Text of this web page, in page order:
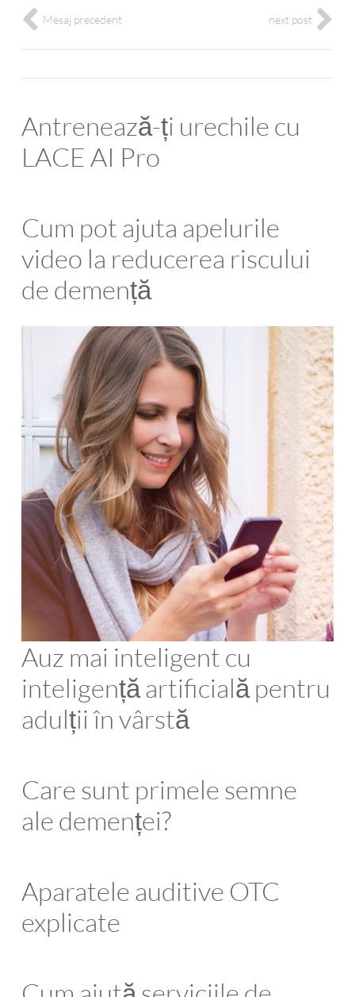
Mesaj precedent next post
Antrenează-ți urechile cu
LACE AI Pro
Cum pot ajuta apelurile
video la reducerea riscului
de demență
Auz mai inteligent cu
inteligență artificială pentru
adulții în vârstă
Care sunt primele semne
ale demenței?
Aparatele auditive OTC
explicate